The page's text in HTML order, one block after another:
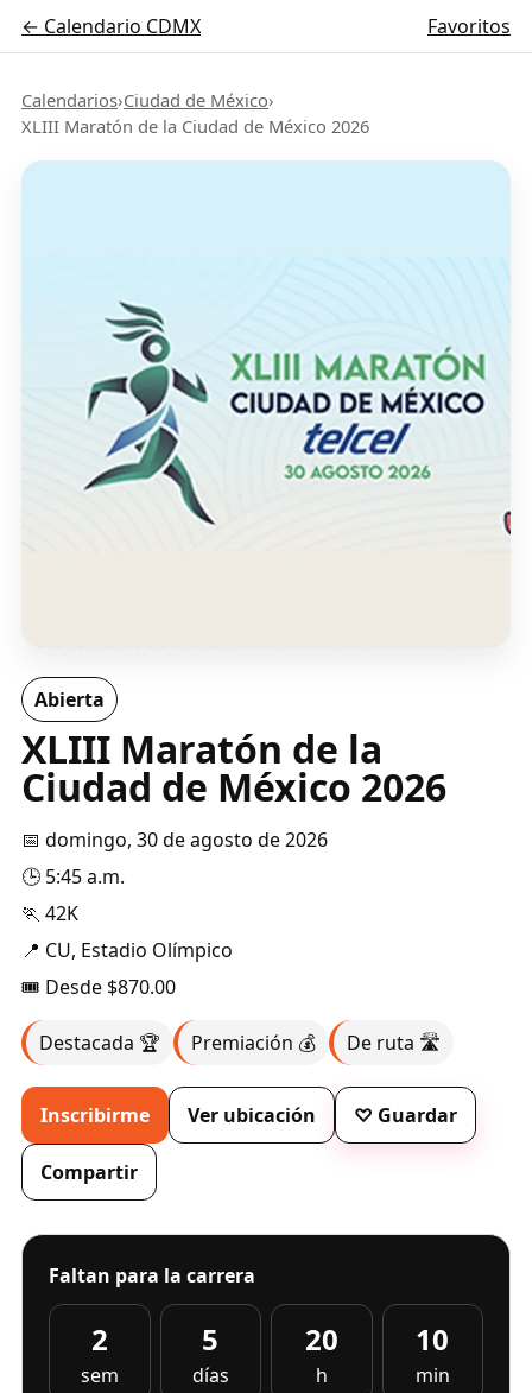
← Calendario CDMX Favoritos
Calendarios›Ciudad de México›
XLIII Maratón de la Ciudad de México 2026
Abierta
XLIII Maratón de la
Ciudad de México 2026
📅 domingo, 30 de agosto de 2026
🕒 5:45 a.m.
🏃 42K
📍 CU, Estadio Olímpico
🎟️ Desde $870.00
Destacada 🏆 Premiación 💰 De ruta 🛣️
Inscribirme Ver ubicación ♡ Guardar
Compartir
Faltan para la carrera
2
sem
5
días
20
h
10
min